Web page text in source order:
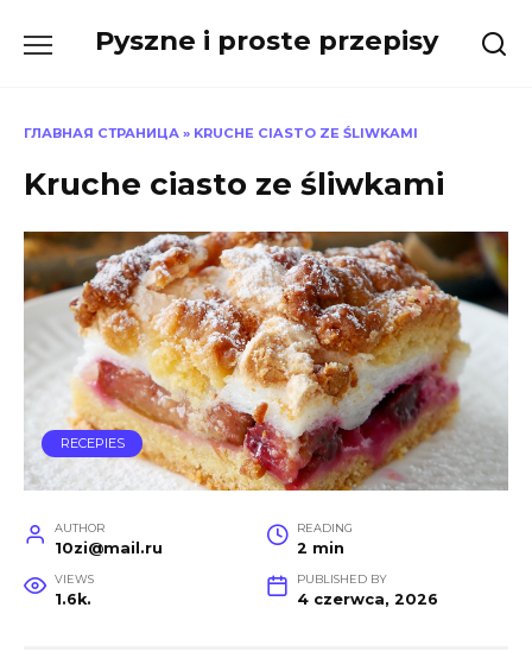
Pyszne i proste przepisy
ГЛАВНАЯ СТРАНИЦА » KRUCHE CIASTO ZE ŚLIWKAMI
Kruche ciasto ze śliwkami
RECEPIES
AUTHOR
10zi@mail.ru
READING
2 min
VIEWS
1.6k.
PUBLISHED BY
4 czerwca, 2026